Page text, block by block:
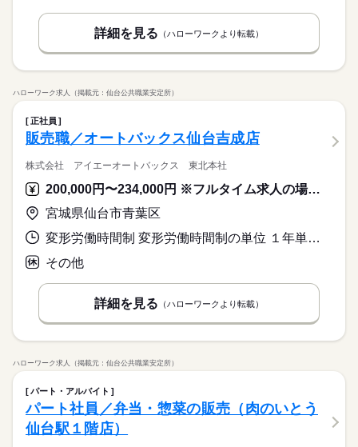
詳細を見る （ハローワークより転載）
ハローワーク求人（掲載元：仙台公共職業安定所）
正社員
販売職／オートバックス仙台吉成店
株式会社 アイエーオートバックス 東北本社
200,000円〜234,000円 ※フルタイム求人の場合は月額（換算額）、パート求人の場合は時間額を表示しています。
宮城県仙台市青葉区
変形労働時間制 変形労働時間制の単位 １年単位 就業時間１ 9時30分〜19時20分 就業時間２ 9時30分〜15時20分 就業時間３ 13時30分〜19時20分 就業時間に関する特記事項 週４０時間以内
その他
詳細を見る （ハローワークより転載）
ハローワーク求人（掲載元：仙台公共職業安定所）
パート・アルバイト
パート社員／弁当・惣菜の販売（肉のいとう
仙台駅１階店）